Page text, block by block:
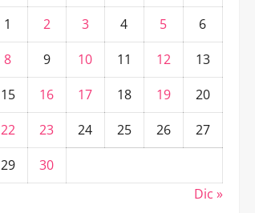
1 2 3 4 5
6
8 9 10 11 12
13
15 16 17 18 19
20
22 23 24 25 26
27
29
30
Dic »